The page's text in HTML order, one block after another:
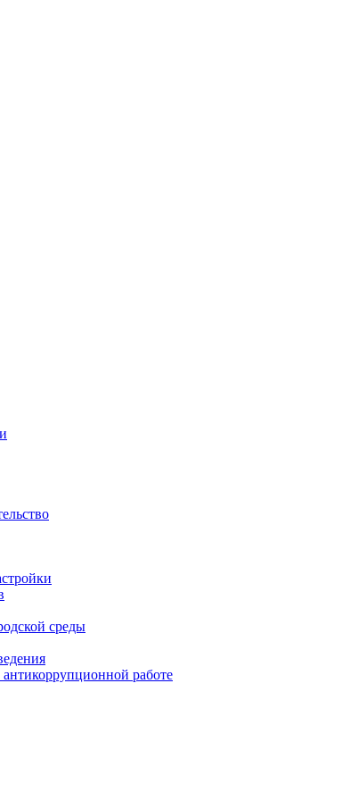
среды
работе